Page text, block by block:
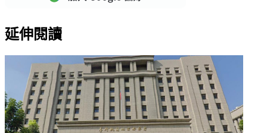
延伸閱讀